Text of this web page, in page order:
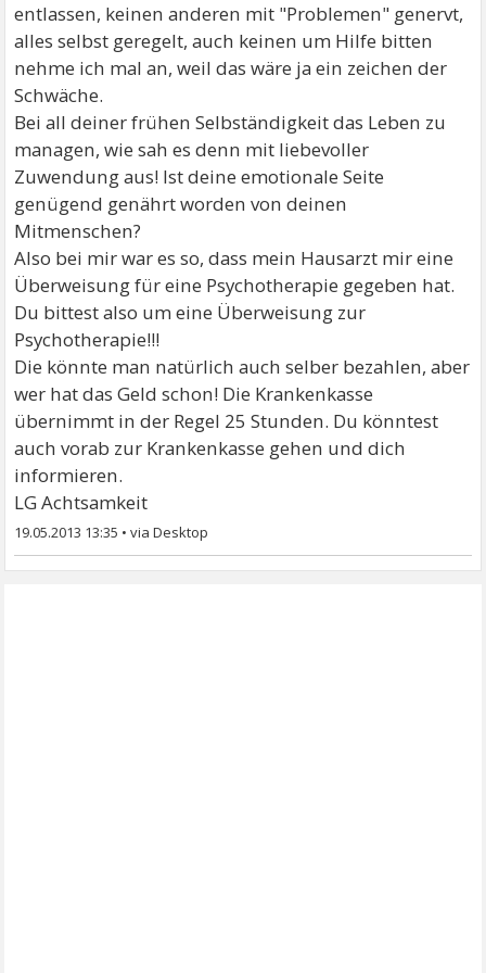
entlassen, keinen anderen mit "Problemen" genervt,
alles selbst geregelt, auch keinen um Hilfe bitten
nehme ich mal an, weil das wäre ja ein zeichen der
Schwäche.
Bei all deiner frühen Selbständigkeit das Leben zu
managen, wie sah es denn mit liebevoller
Zuwendung aus! Ist deine emotionale Seite
genügend genährt worden von deinen
Mitmenschen?
Also bei mir war es so, dass mein Hausarzt mir eine
Überweisung für eine Psychotherapie gegeben hat.
Du bittest also um eine Überweisung zur
Psychotherapie!!!
Die könnte man natürlich auch selber bezahlen, aber
wer hat das Geld schon! Die Krankenkasse
übernimmt in der Regel 25 Stunden. Du könntest
auch vorab zur Krankenkasse gehen und dich
informieren.
LG Achtsamkeit
19.05.2013 13:35 •